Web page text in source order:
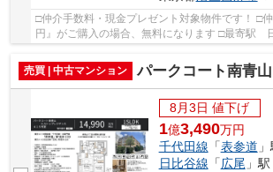
□仲介手数料・現金プレゼント対象物件です！ □
円』がご購入の場合、無料になります □最寄
徒歩約8分 □リノベーション物件 □12階部分×南...
売買 | 中古マンション
パークコート南青山ヒルトップレジデンス 仲介手数料無
8月3日 値下げ
1億3,490万円
千代田線 「表参道
日比谷線 「広尾」駅